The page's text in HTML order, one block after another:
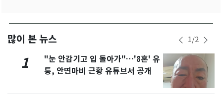
많이 본 뉴스 1/2
1
"눈 안감기고 입 돌아가"…'8혼' 유
퉁, 안면마비 근황 유튜브서 공개